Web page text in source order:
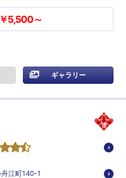
￥5,500～
ギャラリー
江町140-1